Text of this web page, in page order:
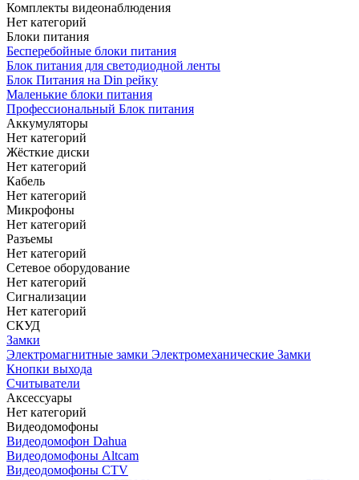
Комплекты видеонаблюдения
Нет категорий
Блоки питания
Бесперебойные блоки питания
Блок питания для светодиодной ленты
Блок Питания на Din рейку
Маленькие блоки питания
Профессиональный Блок питания
Аккумуляторы
Нет категорий
Жёсткие диски
Нет категорий
Кабель
Нет категорий
Микрофоны
Нет категорий
Разъемы
Нет категорий
Сетевое оборудование
Нет категорий
Сигнализации
Нет категорий
СКУД
Замки
Электромагнитные замки Электромеханические Замки
Кнопки выхода
Считыватели
Аксессуары
Нет категорий
Видеодомофоны
Видеодомофон Dahua
Видеодомофоны Altcam
Видеодомофоны CTV